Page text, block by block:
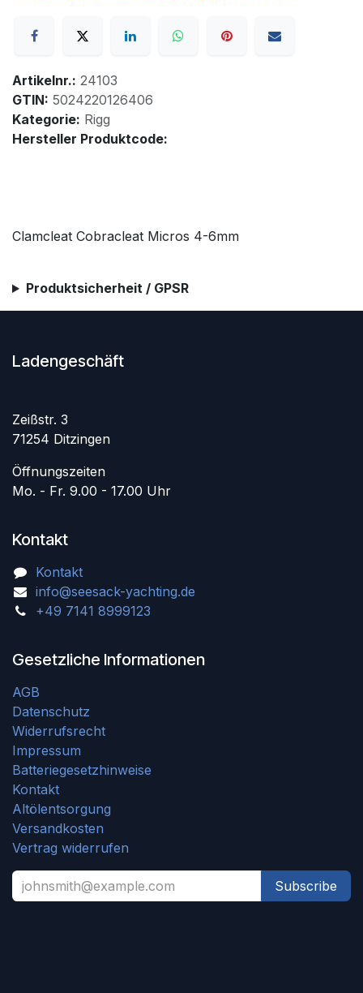
Artikelnr.: 24103
GTIN: 5024220126406
Kategorie: Rigg
Hersteller Produktcode:
Clamcleat Cobracleat Micros 4-6mm
Produktsicherheit / GPSR
Ladengeschäft
Zeißstr. 3
71254 Ditzingen
Öffnungszeiten
Mo. - Fr. 9.00 - 17.00 Uhr
Kontakt
Kontakt
info@seesack-yachting.de
+49 7141 8999123
Gesetzliche Informationen
AGB
Datenschutz
Widerrufsrecht
Impressum
Batteriegesetzhinweise
Kontakt
Altölentsorgung
Versandkosten
Vertrag widerrufen
Subscribe